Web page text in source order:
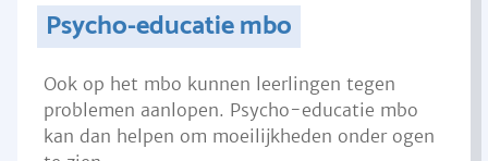
Psycho-educatie mbo
Ook op het mbo kunnen leerlingen tegen
problemen aanlopen. Psycho-educatie mbo
kan dan helpen om moeilijkheden onder ogen